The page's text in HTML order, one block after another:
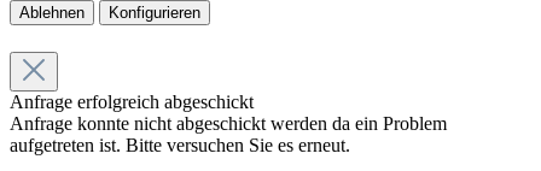
Ablehnen Konfigurieren
Anfrage erfolgreich abgeschickt
Anfrage konnte nicht abgeschickt werden da ein Problem
aufgetreten ist. Bitte versuchen Sie es erneut.